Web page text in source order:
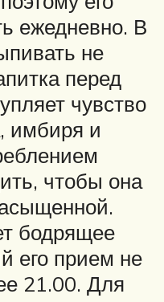
ежедневно. В
не
перед
чувство
имбиря и
чтобы она
бодрящее
его прием не
21.00. Для